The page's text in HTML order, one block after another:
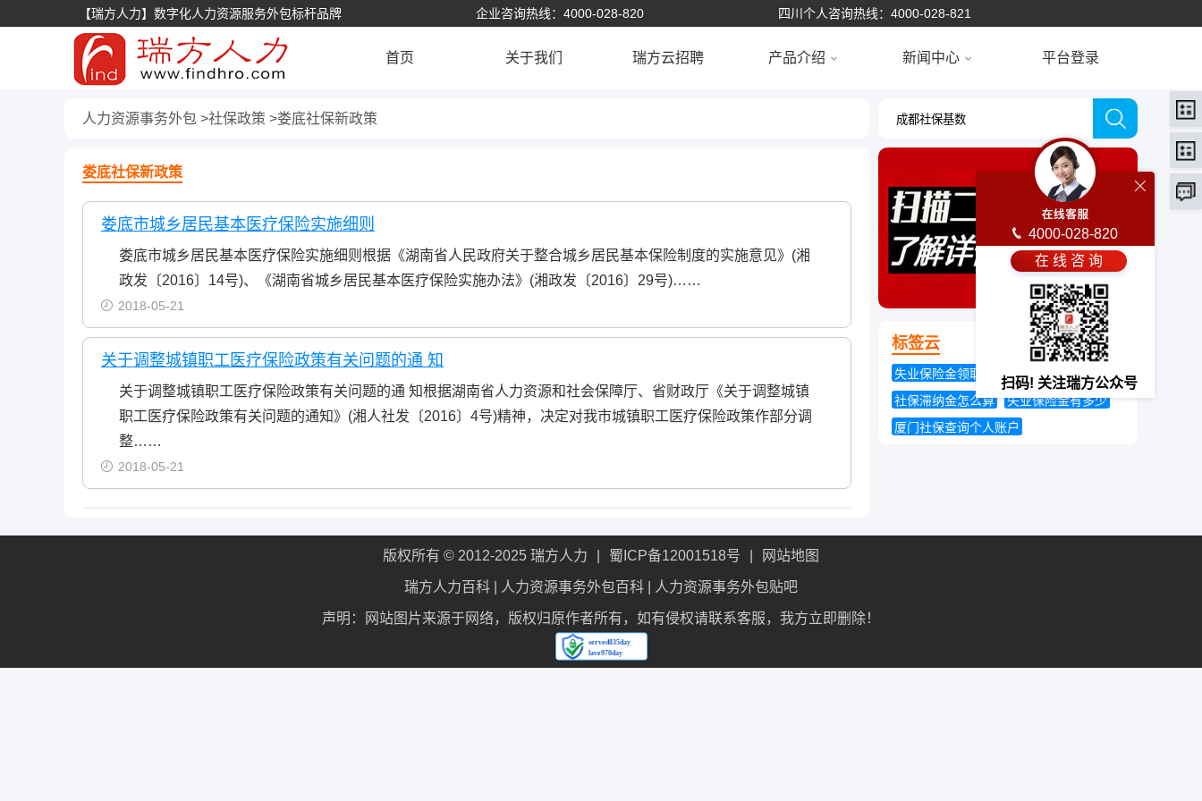
【瑞方人力】数字化人力资源服务外包标杆品牌 企业咨询热线：4000-028-820 四川个人咨询热线：4000-028-821
首页 关于我们 瑞方云招聘 产品介绍 新闻中心 平台登录
人力资源事务外包 社保政策 娄底社保新政策
娄底社保新政策
娄底市城乡居民基本医疗保险实施细则
娄底市城乡居民基本医疗保险实施细则根据《湖南省人民政府关于整合城乡居民基本保险制度的实施意见》(湘
政发〔2016〕14号)、《湖南省城乡居民基本医疗保险实施办法》(湘政发〔2016〕29号)……
2018-05-21
关于调整城镇职工医疗保险政策有关问题的通 知
关于调整城镇职工医疗保险政策有关问题的通 知根据湖南省人力资源和社会保障厅、省财政厅《关于调整城镇
职工医疗保险政策有关问题的通知》(湘人社发〔2016〕4号)精神，决定对我市城镇职工医疗保险政策作部分调
整……
2018-05-21
标签云
失业保险金领取期限
个人养老保险
社保滞纳金怎么算
失业保险金有多少
厦门社保查询个人账户
版权所有 © 2012-2025 瑞方人力 蜀ICP备12001518号 网站地图
瑞方人力百科 人力资源事务外包百科 人力资源事务外包贴吧
声明：网站图片来源于网络，版权归原作者所有，如有侵权请联系客服，我方立即删除！
4000-028-820
在 线 咨 询
扫码! 关注瑞方公众号